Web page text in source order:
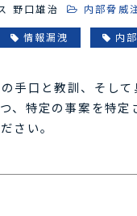
野口雄治 内部脅威
情報漏洩 内
手口と教訓、そして
、特定の事案を特定
さい。